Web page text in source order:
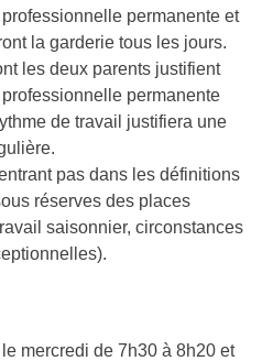
professionnelle permanente et
la garderie tous les jours.
les deux parents justifient
professionnelle permanente
de travail justifiera une
pas dans les définitions
réserves des places
saisonnier, circonstances
mercredi de 7h30 à 8h20 et